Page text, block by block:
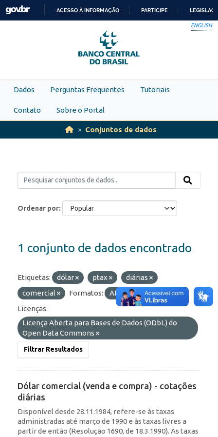
Skip to main content
PARA
O
CONTEÚDO
ACESSO À INFORMAÇÃO PARTICIPE
ENGLISH
Dados Perguntas Frequentes Tutoriais
Contato Sobre o Portal
Conjuntos de dados
Ordenar por
1 conjunto de dados encontrado
Etiquetas: dólar ptax
diárias
comercial
Formatos: API
JSON
Licenças:
Licença Aberta para Bases de Dados (ODbL) do
Open Data Commons
Filtrar Resultados
Dólar comercial (venda e compra) - cotações
diárias
Disponível desde 28.11.1984, refere-se às taxas
administradas até março de 1990 e às taxas livres a
partir de então (Resolução 1690, de 18.3.1990). As taxas